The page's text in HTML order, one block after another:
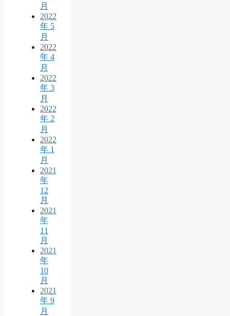
月
2022
年 5
月
2022
年 4
月
2022
年 3
月
2022
年 2
月
2022
年 1
月
2021
年
12
月
2021
年
11
月
2021
年
10
月
2021
年 9
月